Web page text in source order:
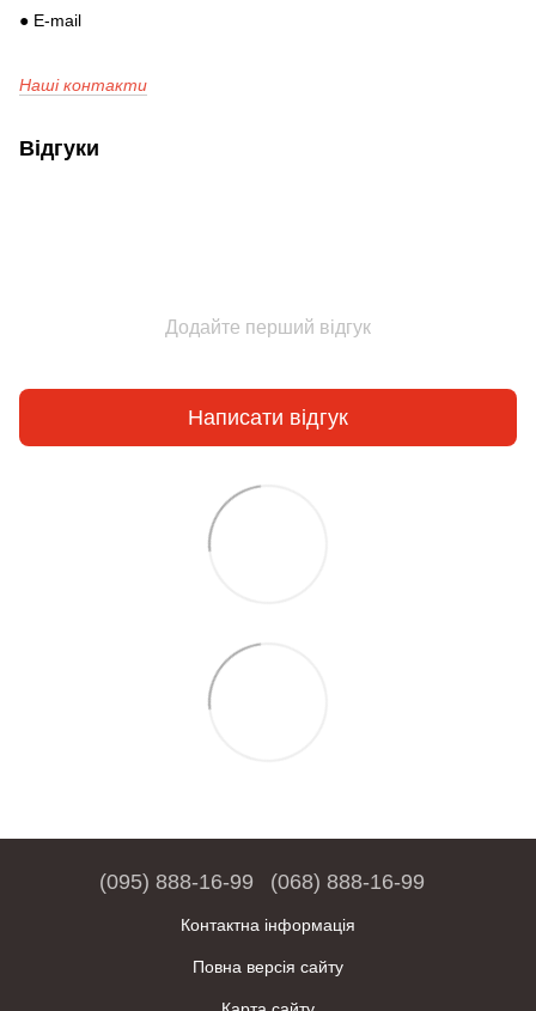
● E-mail
Наші контакти
Відгуки
Додайте перший відгук
Написати відгук
(095) 888-16-99 (068) 888-16-99
Контактна інформація
Повна версія сайту